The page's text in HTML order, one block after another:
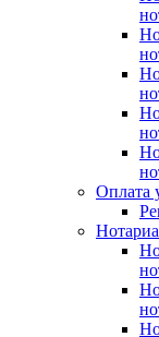
Оплата